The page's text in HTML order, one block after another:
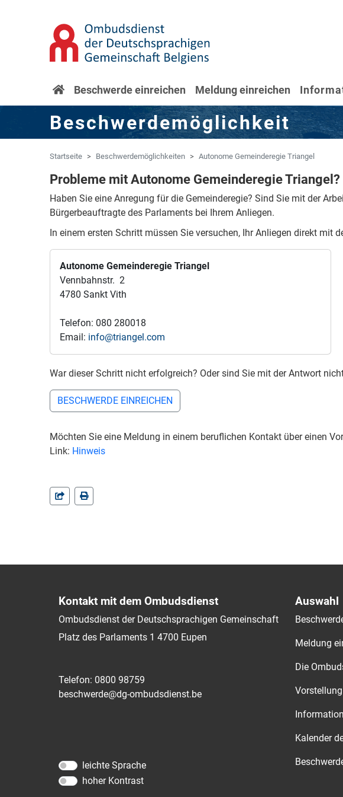
Zur Navigation springen
Startseite
Beschwerde einreichen Meldung einreichen
Beschwerdemöglichkeit
Startseite Beschwerdemöglichkeiten Autonome Gemeinderegie Triangel
Probleme mit Autonome Gemeinderegie Triangel?
Haben Sie eine Anregung für die Gemeinderegie? Sind Sie mit der
Bürgerbeauftragte des Parlaments bei Ihrem Anliegen.
In einem ersten Schritt müssen Sie versuchen, Ihr Anliegen direkt mit
Autonome Gemeinderegie Triangel
Vennbahnstr. 2
4780 Sankt Vith
Telefon: 080 280018
Email: info@triangel.com
War dieser Schritt nicht erfolgreich? Oder sind Sie mit der Antwort
BESCHWERDE EINREICHEN
Möchten Sie eine Meldung in einem beruflichen Kontakt über einen
Link: Hinweis
Kontakt mit dem Ombudsdienst
Ombudsdienst der Deutschsprachigen Gemeinschaft
Platz des Parlaments 1 4700 Eupen
Telefon: 0800 98759
beschwerde@dg-ombudsdienst.be
leichte Sprache
hoher Kontrast
Auswahl
Meldung
Die
Vorstellung
Kalender